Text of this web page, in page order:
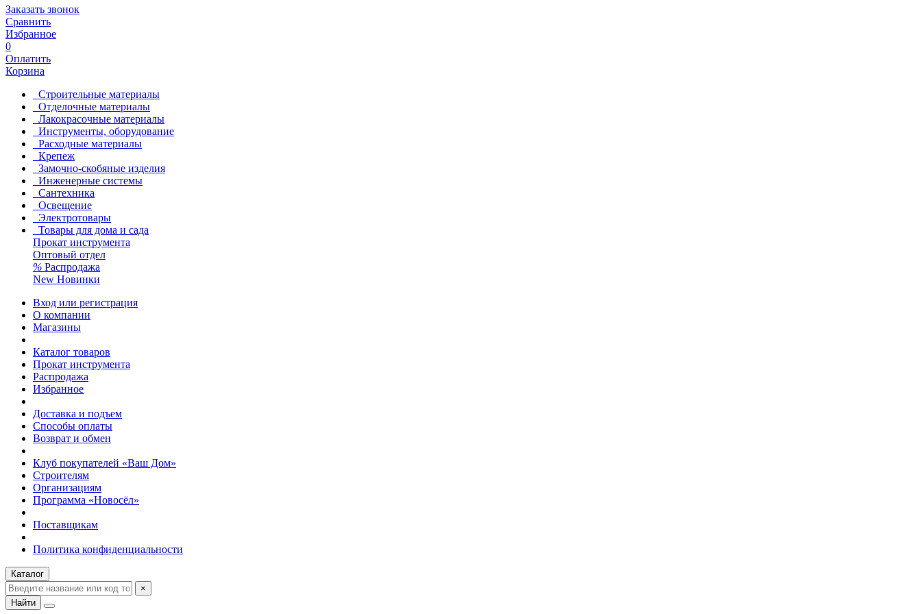
Заказать звонок
Сравнить
Избранное
0
Оплатить
Корзина
Строительные материалы
Отделочные материалы
Лакокрасочные материалы
Инструменты, оборудование
Расходные материалы
Крепеж
Замочно-скобяные изделия
Инженерные системы
Сантехника
Освещение
Электротовары
Товары для дома и сада
Прокат инструмента
Оптовый отдел
% Распродажа
New Новинки
Вход или регистрация
О компании
Магазины
Каталог товаров
Прокат инструмента
Распродажа
Избранное
Доставка и подъем
Способы оплаты
Возврат и обмен
Клуб покупателей «Ваш Дом»
Строителям
Организациям
Программа «Новосёл»
Поставщикам
Политика конфиденциальности
Каталог
×
Найти